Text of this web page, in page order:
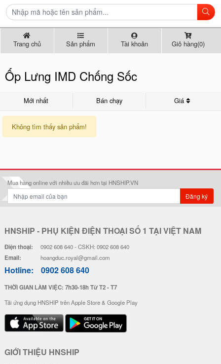
Trang chủ Sản phẩm Tài khoản Giỏ hàng(0)
Ốp Lưng IMD Chống Sốc
Mới nhất Bán chạy Giá
Không tìm thấy sản phẩm!
Mua hàng online với nhiều ưu đãi hơn tại HNSHIP.VN
Đăng ký
HNSHIP - PHỤ KIỆN ĐIỆN THOẠI SỐ 1 TẠI VIỆT NAM
Điện thoại: 0902 608 640 - CSKH: 0902 608 640
Email: hoangduc.royal@gmail.com
Hotline: 0902 608 640
THỜI GIAN LÀM VIỆC: 7h30-18h Từ T2 - T7
Tải ứng dụng HNSHIP trên Apple Store & Google Play
GIỚI THIỆU HNSHIP